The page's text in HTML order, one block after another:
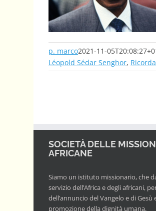
p. marco2021-11-
Léopold Sédar Senghor,
SOCIETÀ DELLE
AFRICANE
Siamo un istituto missionario, che
servizio dell’Africa e degli africani,
dell’annuncio del Vangelo e di Gesù
promozione della dignità umana.